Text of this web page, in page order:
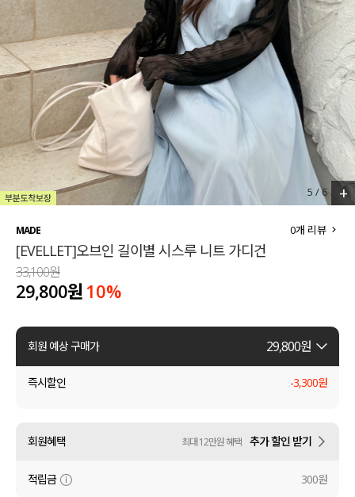
베스트
MADE
세트할인 ~30%
하객룩
살안타템
110사이즈
티셔츠
팬츠
셔츠
원피스
액티브
아우터
티셔츠
니트
블라우스
팬츠
스커트
언더웨어
5 /6 +
MADE
[EVELLET]오브인 길이별 시스루 니트 가디건
0개 리뷰
33,100원
29,800원 10%
회원 예상 구매가 29,800원
즉시할인 -3,300원
회원혜택 최대 12만원 혜택 추가 할인 받기
적립금 300원